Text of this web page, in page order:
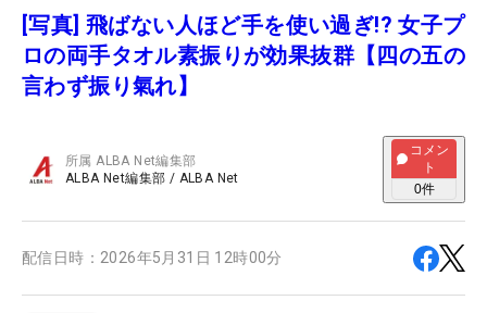
[写真] 飛ばない人ほど手を使い過ぎ!? 女子プ
ロの両手タオル素振りが効果抜群【四の五の
言わず振り氣れ】
所属ALBA Net編集部
ALBA Net編集部 / ALBA Net
コメン
ト
0件
配信日時： 2026年5月31日 12時00分